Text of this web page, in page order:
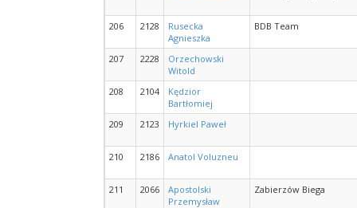
206 2128
Rusecka
Agnieszka
BDB Team
207 2228
Orzechowski
Witold
208
2104
Kędzior
Bartłomiej
209
2123 Hyrkiel Paweł
210 2186 Anatol Voluzneu
211 2066
Apostolski
Przemysław
Zabierzów Biega